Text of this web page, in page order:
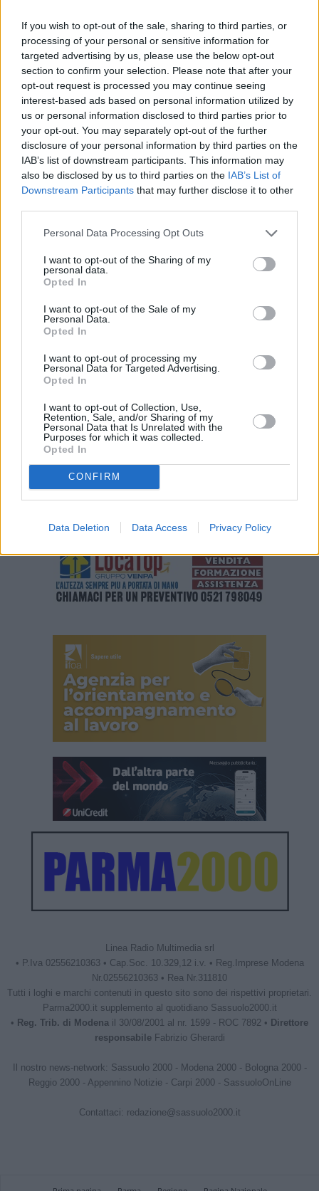
If you wish to opt-out of the sale, sharing to third parties, or
processing of your personal or sensitive information for
targeted advertising by us, please use the below opt-out
section to confirm your selection. Please note that after your
opt-out request is processed you may continue seeing
interest-based ads based on personal information utilized by
us or personal information disclosed to third parties prior to
your opt-out. You may separately opt-out of the further
disclosure of your personal information by third parties on the
IAB’s list of downstream participants. This information may
also be disclosed by us to third parties on the IAB’s List of
Downstream Participants that may further disclose it to other
Personal Data Processing Opt Outs
I want to opt-out of the Sharing of my
personal data.
Opted In
I want to opt-out of the Sale of my
Personal Data.
Opted In
I want to opt-out of processing my
Personal Data for Targeted Advertising.
Opted In
I want to opt-out of Collection, Use,
Retention, Sale, and/or Sharing of my
Personal Data that Is Unrelated with the
Purposes for which it was collected.
Opted In
CONFIRM
Data Deletion Data Access Privacy Policy
croata nel 2014, dopo aver vinto tutto quello che si poteva vincere
nei campionati giovanili. Resta per due stagioni all’Haok Mladost
Zagabria poi nel 2016 passa al Marina Kastela, con cui raggiunge il
triplete: Supercoppa, Coppa e Campionato nazionale. Nella
stagione 2017 – 2018 approda in Italia con la maglia di Caserta,
mentre nell’ultima stagione ha vestito la maglia dell’Acqua e
Sapone Roma Volley Group, mettendo a segno 311 punti nelle 24
partite disputate.
Nei giorni scorsi abbiamo raggiunto telefonicamente Lea in Croazia
che mi piace tanto è che saremo una squadra molto giovane,
possa essere una combinazione vincente. Mi aspetto di lavorare
tanto dal punto di vista tecnico e penso che facendo un buon lavoro
in palestra, potremo poi raggiungere ottimi risultati sul campo”.
Lea manda poi un messaggio ai tifosi sassolesi: “Spero di vederli
sempre numerosi al palazzetto! Il pubblico è davvero un giocatore
in più in campo e con il caldo sostegno dei nostri tifosi, potremo
fare ancora meglio”.
Linea Radio Multimedia srl
• P.Iva 02556210363 • Cap.Soc. 10.329,12 i.v. • Reg.Imprese Modena
Nr.02556210363 • Rea Nr.311810
Tutti i loghi e marchi contenuti in questo sito sono dei rispettivi proprietari.
Parma2000.it supplemento al quotidiano Sassuolo2000.it
• Reg. Trib. di Modena il 30/08/2001 al nr. 1599 - ROC 7892 • Direttore
responsabileFabrizio Gherardi
Il nostro news-network: Sassuolo 2000- Modena 2000- Bologna 2000-
Reggio 2000- Appennino Notizie - Carpi 2000- SassuoloOnLine
Contattaci: redazione@sassuolo2000.it